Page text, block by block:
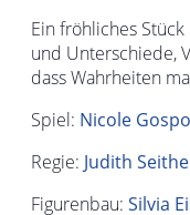
Ein fröhliches
und Unterschiede,
dass Wahrheiten
Spiel: Nicole
Regie: Judith
Figurenbau: Silvia